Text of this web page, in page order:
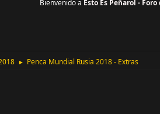
Bienvenido a Esto Es Peñarol -
► Penca Mundial Rusia 2018 - Extras